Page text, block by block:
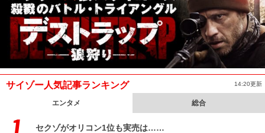
サイゾー人気記事ランキング 14:20更新
エンタメ 総合
セクゾがオリコン1位も実売は……